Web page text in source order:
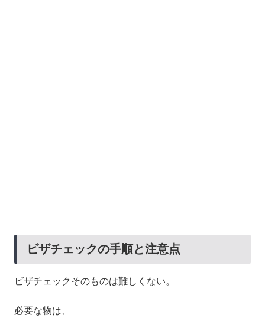
ビザチェックの手順と注意点
ビザチェックそのものは難しくない。
必要な物は、